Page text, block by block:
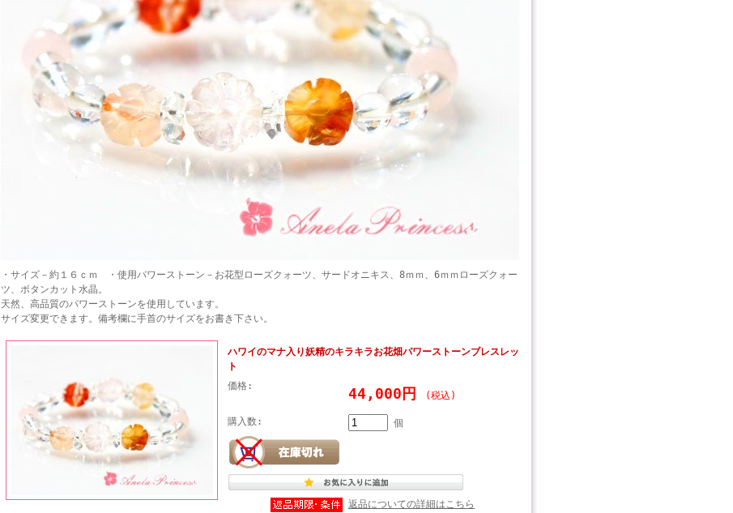
・サイズ－約１６ｃｍ ・使用パワーストーン－お花型ローズクォーツ、サードオニキス、8ｍｍ、6ｍｍローズクォー
ツ、ボタンカット水晶。
天然、高品質のパワーストーンを使用しています。
サイズ変更できます。備考欄に手首のサイズをお書き下さい。
ハワイのマナ入り妖精のキラキラお花畑パワーストーンブレスレッ
ト
価格:
44,000円 (税込)
購入数: 個
返品についての詳細はこちら